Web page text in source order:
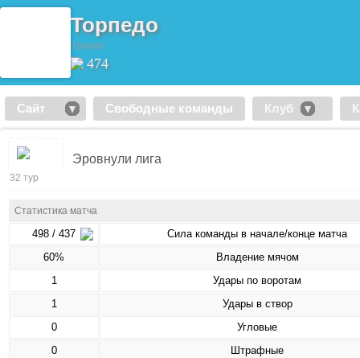
Торпедо
Грузия
474
Сайт Свободные команды Клуб
Эровнули лига
32 тур
Статистика матча
498 / 437
Сила команды в начале/конце матча
60%
Владение мячом
1
Удары по воротам
1
Удары в створ
0
Угловые
0
Штрафные